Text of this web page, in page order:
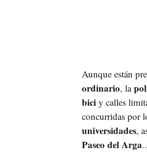
Aunque están
ordinario, la
biciy calles
concurridas por
universidades,
Paseo del Arga